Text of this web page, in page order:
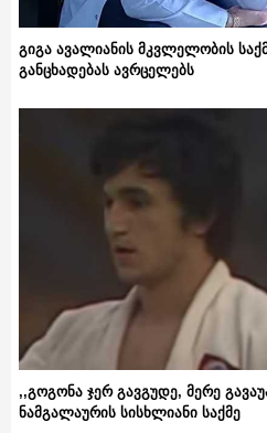
გიგა ავალიანის მკვლელობის
განცხადებას ავრცელებს
,,გოგონა ჯერ გავგუდე, მერე
ნამგალაურის სისხლიანი საქმე